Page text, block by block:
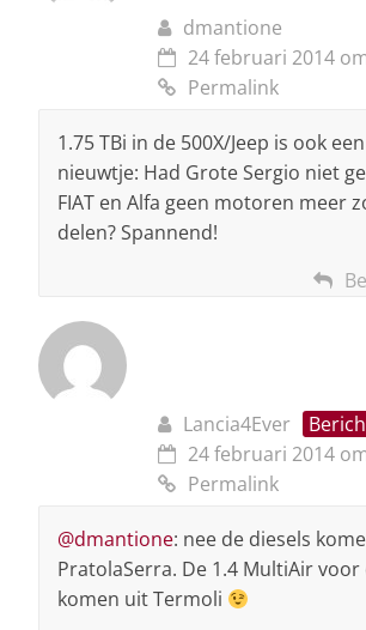
dmantione
24 februari 2014
Permalink
1.75 TBi in de 500X/Jeep is ook
nieuwtje: Had Grote Sergio niet
FIAT en Alfa geen motoren meer
delen? Spannend!
Lancia4Ever
24 februari 2014
Permalink
@dmantione: nee de diesels
PratolaSerra. De 1.4 MultiAir voor
komen uit Termoli